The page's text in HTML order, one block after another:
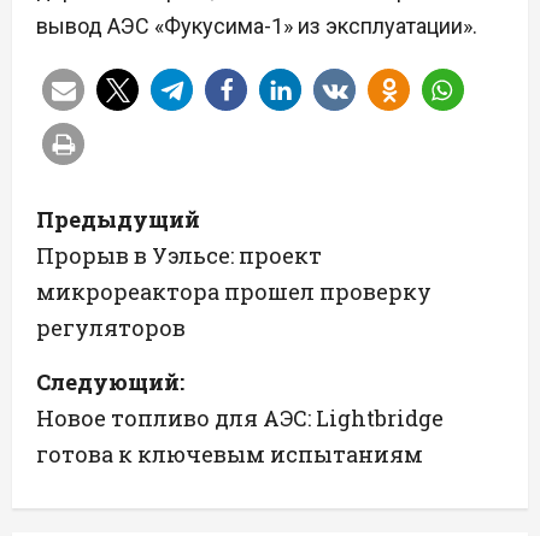
вывод АЭС «Фукусима-1» из эксплуатации».
Н
а
в
г
а
ц
Предыдущий
Прорыв в Уэльсе: проект
микрореактора прошел проверку
регуляторов
Следующий:
Новое топливо для АЭС: Lightbridge
готова к ключевым испытаниям